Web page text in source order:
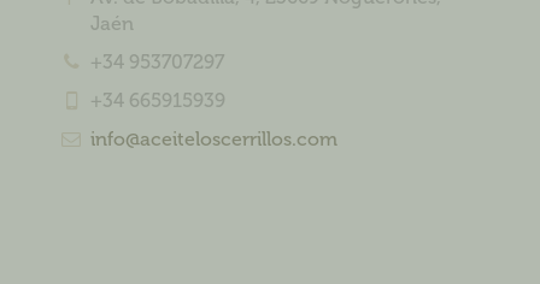
Jaén
+34 953707297
+34 665915939
info@aceiteloscerrillos.com